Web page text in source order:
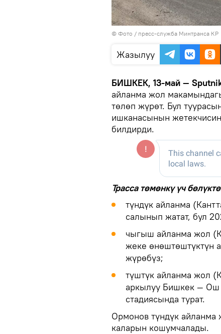
© Фото / пресс-служба Минтранса КР
Жазылуу
БИШКЕК, 13-май —
айланма жол
төлөп жүрөт. Бул
ишканасынын
билдирди.
Трасса төмөнкү үч
түндүк айланма
салынып жатат, бул
чыгыш айланма жол
жеке өнөштөштүктүн
жүрөбүз;
түштүк айланма жол
аркылуу Бишкек — Ош
стадиясында турат.
Ормонов түндүк
каларын кошумчалады.